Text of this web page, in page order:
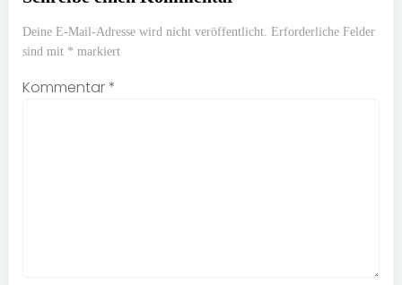
Deine E-Mail-Adresse wird nicht veröffentlicht. Erforderliche Felder
sind mit * markiert
Kommentar*